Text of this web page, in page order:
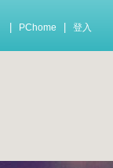
PChome 登入